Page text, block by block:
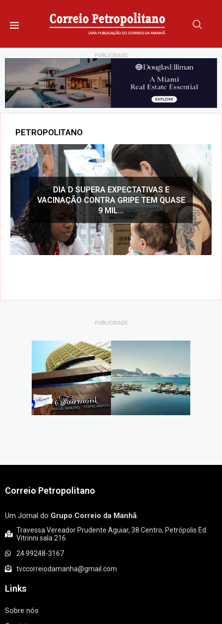
PUBLICIDADE
PETROPOLITANO
ALERTA VIA SMS
EM PETRÓPOLIS
DIA D SUPERA EXPECTATIVAS E
VACINAÇÃO CONTRA GRIPE TEM QUASE
9 MIL...
INTERDIÇÃO NA RUA
DESLIGAMENTO DE
NOVA
PUBLICIDADE
Correio Petropolitano
Um Jornal do Grupo Correio da Manhã.
Travessa Vereador Prudente Aguiar, 38 Centro, Petrópolis Ed.
Vitrinni sala 216
24 99248-3167
tvccorreiodamanha@gmail.com
Links
Sobre nós